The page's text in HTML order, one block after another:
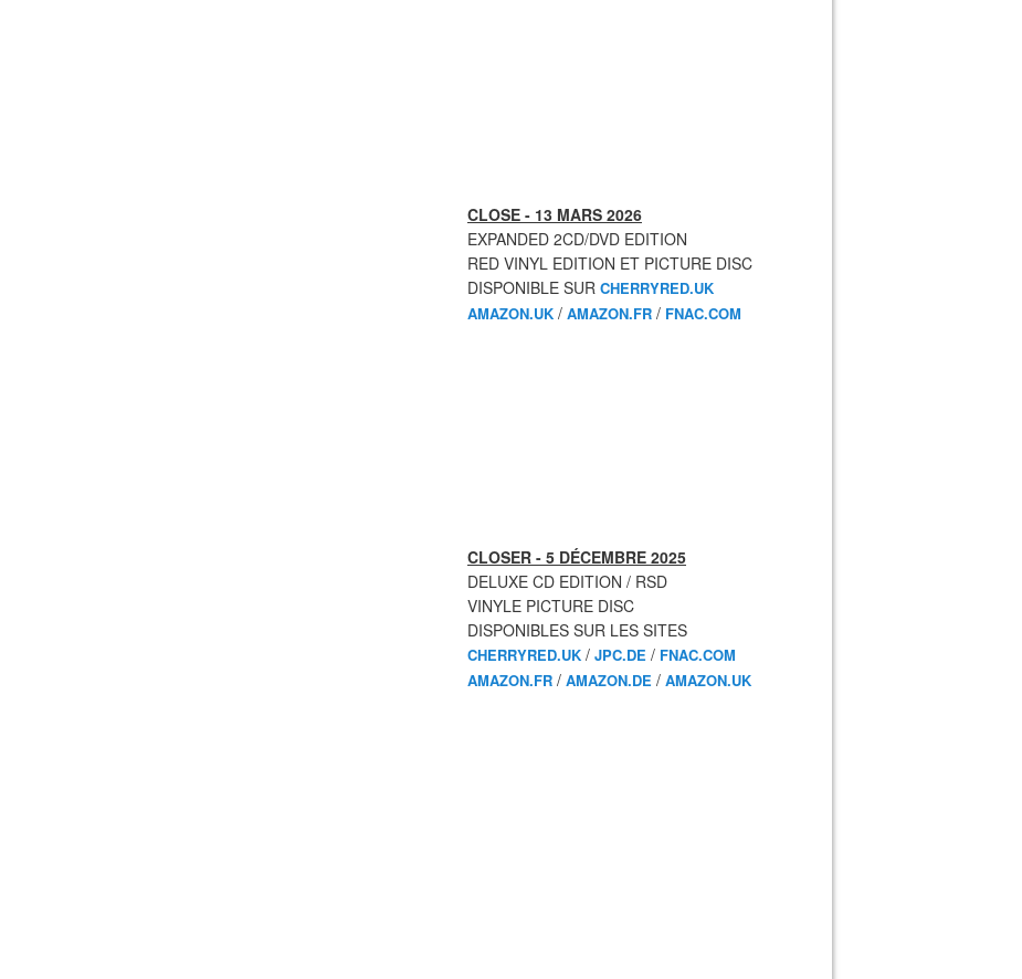
CLOSE - 13 MARS 2026
EXPANDED 2CD/DVD EDITION
RED VINYL EDITION ET PICTURE DISC
DISPONIBLE SUR CHERRYRED.UK
AMAZON.UK / AMAZON.FR / FNAC.COM
CLOSER - 5 DÉCEMBRE 2025
DELUXE CD EDITION / RSD
VINYLE PICTURE DISC
DISPONIBLES SUR LES SITES
CHERRYRED.UK / JPC.DE / FNAC.COM
AMAZON.FR / AMAZON.DE / AMAZON.UK